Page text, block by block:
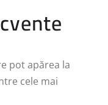
pot apărea la
cele mai